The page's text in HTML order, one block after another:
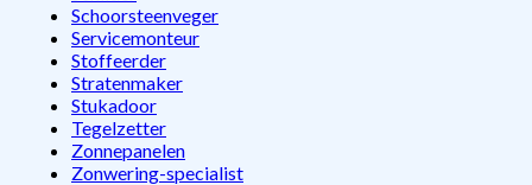
Schoorsteenveger
Servicemonteur
Stoffeerder
Stratenmaker
Stukadoor
Tegelzetter
Zonnepanelen
Zonwering-specialist